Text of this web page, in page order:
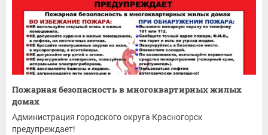
Пожарная безопасность в многоквартирных жилых
домах
Администрация городского округа Красногорск
предупреждает!